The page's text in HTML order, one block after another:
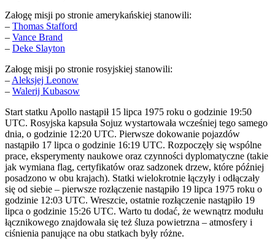
Załogę misji po stronie amerykańskiej stanowili:
– Thomas Stafford
– Vance Brand
– Deke Slayton
Załogę misji po stronie rosyjskiej stanowili:
– Aleksjej Leonow
– Walerij Kubasow
Start statku Apollo nastąpił 15 lipca 1975 roku o godzinie 19:50
UTC. Rosyjska kapsuła Sojuz wystartowała wcześniej tego samego
dnia, o godzinie 12:20 UTC. Pierwsze dokowanie pojazdów
nastąpiło 17 lipca o godzinie 16:19 UTC. Rozpoczęły się wspólne
prace, eksperymenty naukowe oraz czynności dyplomatyczne (takie
jak wymiana flag, certyfikatów oraz sadzonek drzew, które później
posadzono w obu krajach). Statki wielokrotnie łączyły i odłączały
się od siebie – pierwsze rozłączenie nastąpiło 19 lipca 1975 roku o
godzinie 12:03 UTC. Wreszcie, ostatnie rozłączenie nastąpiło 19
lipca o godzinie 15:26 UTC. Warto tu dodać, że wewnątrz modułu
łącznikowego znajdowała się też śluza powietrzna – atmosfery i
ciśnienia panujące na obu statkach były różne.